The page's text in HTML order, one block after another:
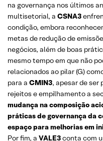
na governança nos últimos
multisetorial, a CSNA3
condição, embora
metas de redução de
negócios, além de boas
mesmo tempo em que não
relacionados ao pilar (G)
para a CMIN3, apesar de ser
rejeitos e empilhamento a
mudança na composição
práticas de governança da
espaço para melhorias em
Por fim, a VALE3conta com